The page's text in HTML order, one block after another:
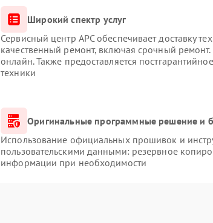
Широкий спектр услуг
Сервисный центр APC обеспечивает доставку
качественный ремонт, включая срочный ремонт.
онлайн. Также предоставляется
техники
Оригинальные программные решение и
Использование официальных прошивок и
пользовательскими данными: резервное
информации при необходимости